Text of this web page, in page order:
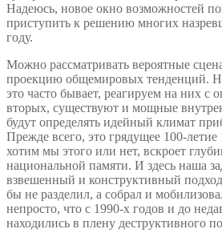
Надеюсь, новое окно возможностей
приступить к решению многих
году.
Можно рассматривать вероятные
проекцию общемировых тенденций.
это часто бывает, реагируем на них с
вторых, существуют и мощные
будут определять идейный климат
Прежде всего, это грядущее 100-летие
хотим мы этого или нет, вскроет
национальной памяти. И здесь наша
взвешенный и конструктивный
бы не разделил, а собрал и
непросто, что с 1990-х годов и до
находились в плену деструктивного